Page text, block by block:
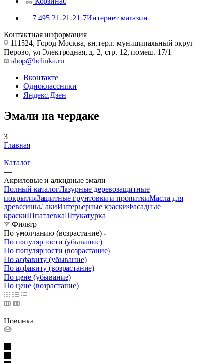
+7 495 21-21-21-7Интернет магазин
Контактная информация
111524, Город Москва, вн.тер.г. муниципальный округ
Перово, ул Электродная, д. 2, стр. 12, помещ. 17/1
shop@belinka.ru
Вконтакте
Одноклассники
Яндекс.Дзен
Эмали на чердаке
3
Главная
—
Каталог
—
Акриловые и алкидные эмали
Полный каталогЛазурные деревозащитные
покрытияЗащитные грунтовки и пропиткиМасла для
древесиныЛакиИнтерьерные краскиФасадные
краскиШпатлевкаШтукатурка
Фильтр
По умолчанию (возрастание)
По популярности (убывание)
По популярности (возрастание)
По алфавиту (убывание)
По алфавиту (возрастание)
По цене (убывание)
По цене (возрастание)
Новинка